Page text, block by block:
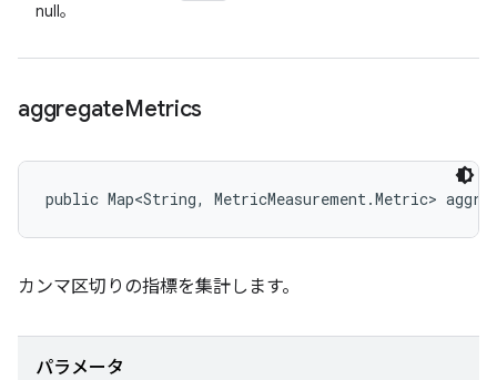
null。
aggregateMetrics
public Map<String, MetricMeasurement.Metric>
カンマ区切りの指標を集計します。
パラメータ